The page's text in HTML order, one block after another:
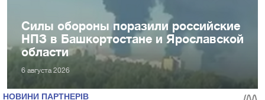
Силы обороны поразили российские
НПЗ в Башкортостане и Ярославской
области
6 августа 2026